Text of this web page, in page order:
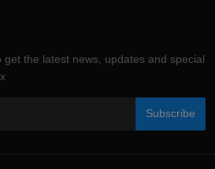
the latest news, updates and special
Subscribe